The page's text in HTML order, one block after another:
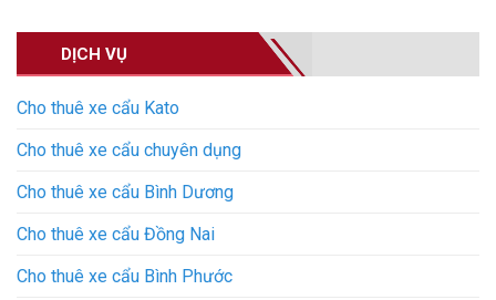
DỊCH VỤ
Cho thuê xe cẩu Kato
Cho thuê xe cẩu chuyên dụng
Cho thuê xe cẩu Bình Dương
Cho thuê xe cẩu Đồng Nai
Cho thuê xe cẩu Bình Phước